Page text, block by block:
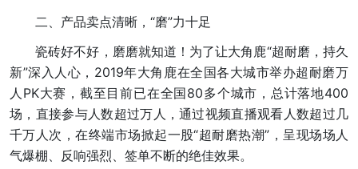
二、产品卖点清晰，“磨”力十足
瓷砖好不好，磨磨就知道！为了让大角鹿“超耐磨，持久
新”深入人心，2019年大角鹿在全国各大城市举办超耐磨万
人PK大赛，截至目前已在全国80多个城市，总计落地400
场，直接参与人数超过万人，通过视频直播观看人数超过几
千万人次，在终端市场掀起一股“超耐磨热潮”，呈现场场人
气爆棚、反响强烈、签单不断的绝佳效果。